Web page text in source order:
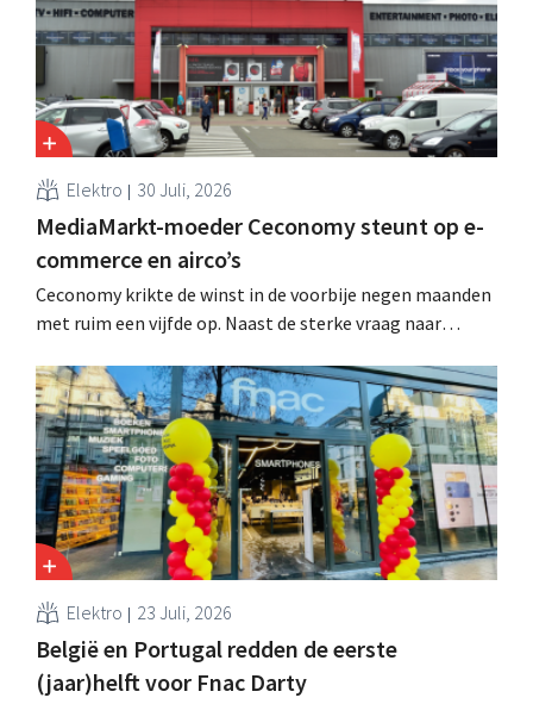
Elektro 30 Juli, 2026
MediaMarkt-moeder Ceconomy steunt op e-
commerce en airco’s
Ceconomy krikte de winst in de voorbije negen maanden
met ruim een vijfde op. Naast de sterke vraag naar
en de marktplaats bij aan de groei.
Elektro 23 Juli, 2026
België en Portugal redden de eerste
(jaar)helft voor Fnac Darty